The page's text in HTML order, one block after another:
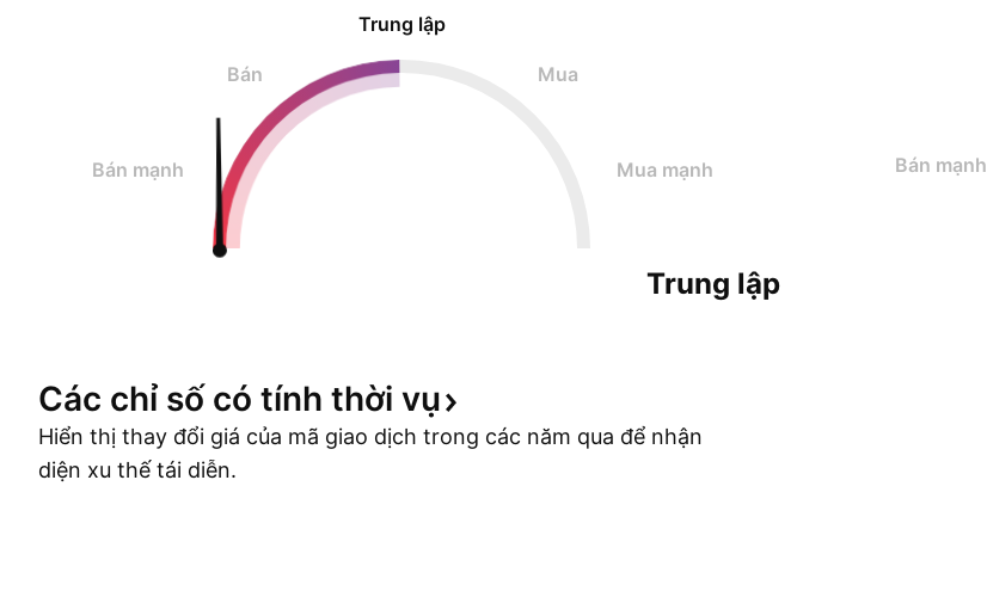
Trung lập
Bán Mua
Bán mạnh Mua mạnh
Trung lập
Bán mạnh
Các chỉ số có tính thời vụ
Hiển thị thay đổi giá của mã giao dịch trong các năm qua để nhận
diện xu thế tái diễn.